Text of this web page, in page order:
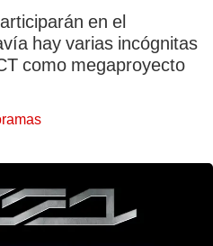
en el
hay varias incógnitas
como megaproyecto